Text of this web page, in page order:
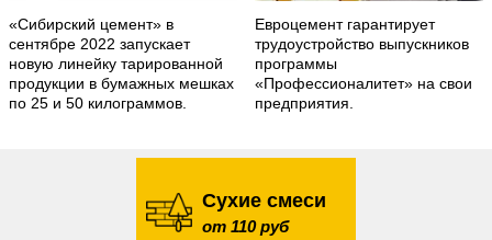
«Сибирский цемент» в
сентябре 2022 запускает
новую линейку тарированной
продукции в бумажных мешках
по 25 и 50 килограммов.
Евроцемент гарантирует
трудоустройство выпускников
программы
«Профессионалитет» на свои
предприятия.
Сухие смеси
от 110 руб